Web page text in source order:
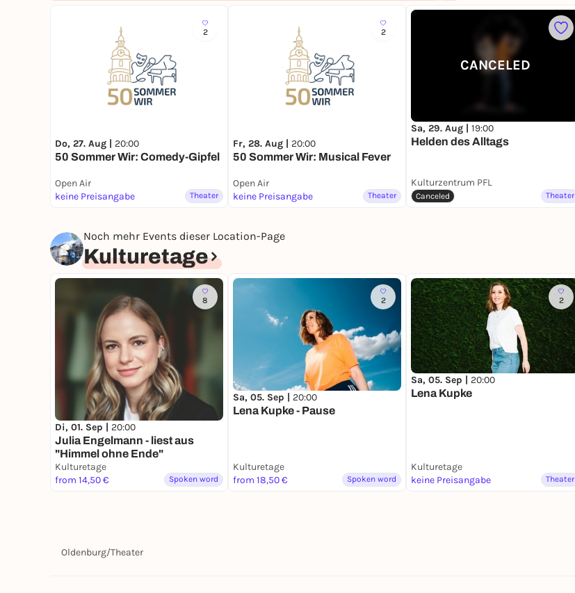
2
Do, 27. Aug | 20:00
50 Sommer Wir: Comedy-Gipfel
Open Air
keine Preisangabe
Theater
2
Fr, 28. Aug | 20:00
50 Sommer Wir: Musical Fever
Open Air
keine Preisangabe
Theater
CANCELED
Sa, 29. Aug | 19:00
Helden des Alltags
Kulturzentrum PFL
Canceled Theater
Noch mehr Events dieser Location-Page
Kulturetage
8
Di, 01. Sep | 20:00
Julia Engelmann - liest aus
"Himmel ohne Ende"
Kulturetage
from 14,50 €
Spoken word
2
Sa, 05. Sep | 20:00
Lena Kupke - Pause
Kulturetage
from 18,50 €
Spoken word
2
Sa, 05. Sep | 20:00
Lena Kupke
Kulturetage
keine Preisangabe
Theater
Oldenburg/Theater